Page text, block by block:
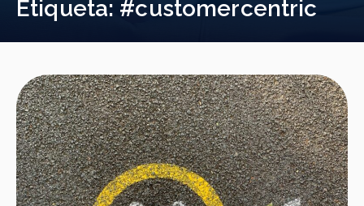
Etiqueta: #customercentric